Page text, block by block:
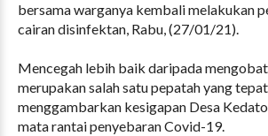
bersama warganya kembali melakukan
cairan disinfektan, Rabu, (27/01/21).
Mencegah lebih baik daripada
merupakan salah satu pepatah yang
menggambarkan kesigapan Desa
mata rantai penyebaran Covid-19.